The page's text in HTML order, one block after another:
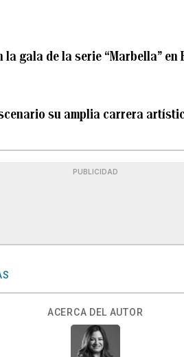
gala de la serie “Marbella” en
su amplia carrera
PUBLICIDAD
ACERCA DEL AUTOR